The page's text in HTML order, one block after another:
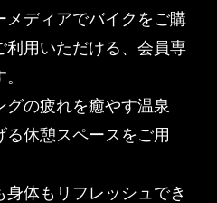
メディアでバイクをご購
利用いただける、会員専
の疲れを癒やす温泉
休憩スペースをご用
体もリフレッシュでき